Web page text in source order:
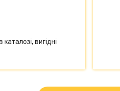
каталозі, вигідні